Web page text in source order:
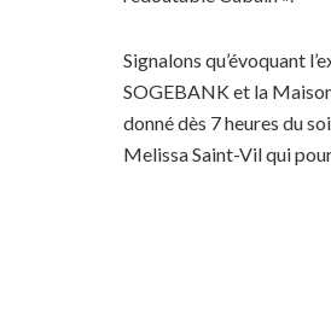
Signalons qu’évoquant
SOGEBANK et la
donné dès 7 heures du
Melissa Saint-Vil qui